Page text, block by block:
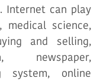
Internet can play
science,
and selling,
newspaper,
system, online